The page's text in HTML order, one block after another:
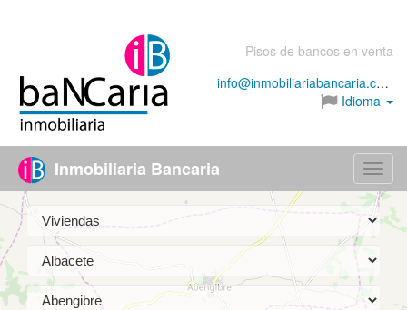
Pisos de bancos en venta
info@inmobiliariabancaria.com
Idioma
Menú
Inmobiliaria Bancaria